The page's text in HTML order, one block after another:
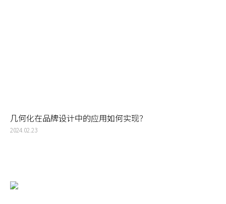
几何化在品牌设计中的应用如何实现？
2024.02.23